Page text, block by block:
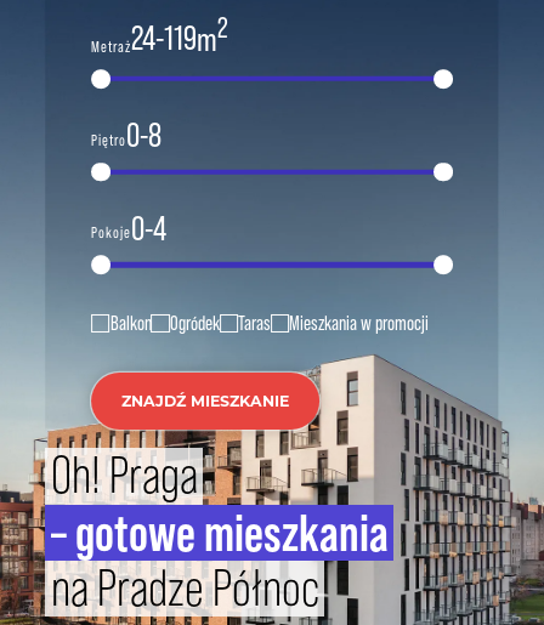
Oh! Praga
– gotowe mieszkania
na Pradze Północ
Metraż24-119m2
Piętro0-8
Pokoje0-4
Balkon Ogródek Taras Mieszkania w promocji
ZNAJDŹ MIESZKANIE